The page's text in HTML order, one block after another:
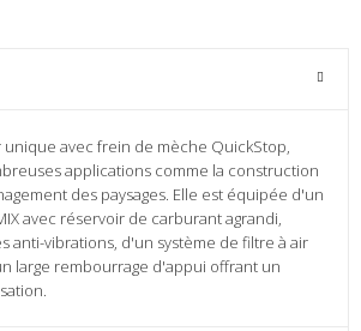
avec frein de mèche QuickStop,
applications comme la construction
des paysages. Elle est équipée d'un
avec réservoir de carburant agrandi,
anti-vibrations, d'un système de filtre à air
large rembourrage d'appui offrant un